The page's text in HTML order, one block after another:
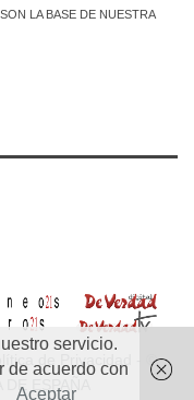
LA BASE DE NUESTRA
de Privacidad
- ©
ESPAÑA
servicio.
de acuerdo con
Aceptar